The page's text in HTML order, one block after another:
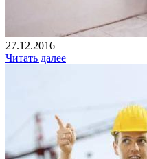
27.12.2016
Читать далее